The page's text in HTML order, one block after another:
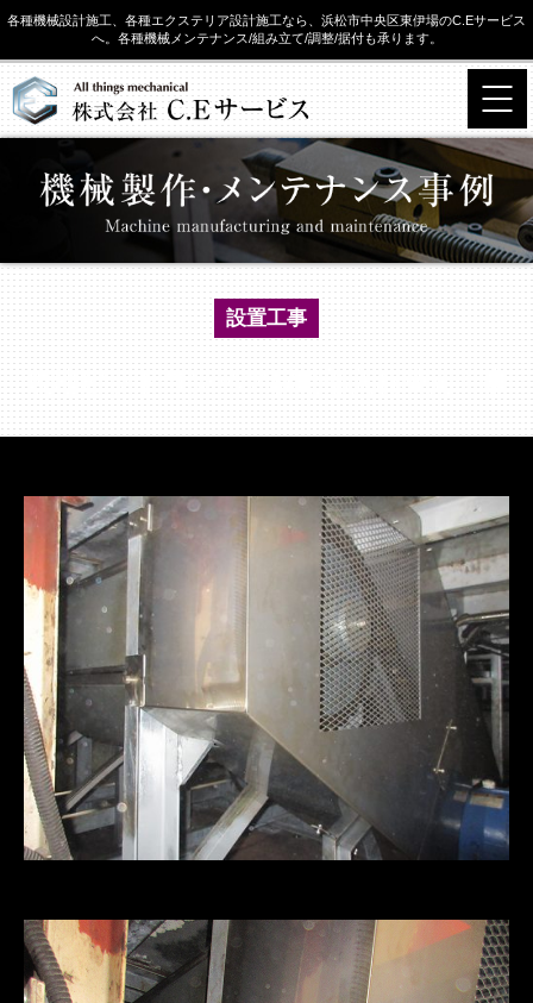
各種機械設計施工、各種エクステリア設計施工なら、浜松市中央区東伊場のC.Eサービス
へ。各種機械メンテナンス/組み立て/調整/据付も承ります。
設置工事
現地ピットコンベア駆動部入れ替え工事